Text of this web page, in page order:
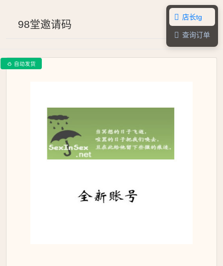
98堂邀请码
 店长tg
 查询订单
 自动发货